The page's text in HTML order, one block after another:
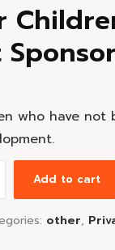
who have not
Add to cart
other,